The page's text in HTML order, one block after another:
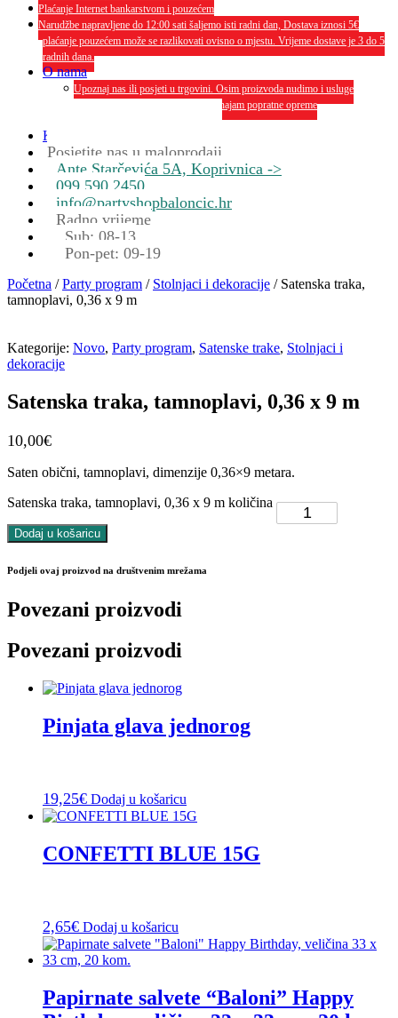
Plaćanje Internet bankarstvom i pouzećem
Narudžbe napravljene do 12:00 sati šaljemo isti radni dan, Dostava iznosi 5€
plaćanje pouzećem može se razlikovati ovisno o mjestu. Vrijeme dostave je 3 do 5
radnih dana.
O nama
Upoznaj nas ili posjeti u trgovini. Osim proizvoda nudimo i usluge
dekoriranja interijera i eksterija te najam popratne opreme
Kontakt
Posjetite nas u maloprodaji
Ante Starčevića 5A, Koprivnica ->
099 590 2450
info@partyshopbaloncic.hr
Radno vrijeme
Sub: 08-13
Pon-pet: 09-19
Početna /Party program / Stolnjaci i dekoracije / Satenska traka,
tamnoplavi, 0,36 x 9 m
Kategorije: Novo, Party program, Satenske trake, Stolnjaci i
dekoracije
Satenska traka, tamnoplavi, 0,36 x 9 m
10,00€
Saten obični, tamnoplavi, dimenzije 0,36×9 metara.
Satenska traka, tamnoplavi, 0,36 x 9 m količina
Dodaj u košaricu
Podjeli ovaj proizvod na društvenim mrežama
Povezani proizvodi
Povezani proizvodi
Pinjata glava jednorog
19,25€ Dodaj u košaricu
CONFETTI BLUE 15G
2,65€ Dodaj u košaricu
Papirnate salvete “Baloni” Happy